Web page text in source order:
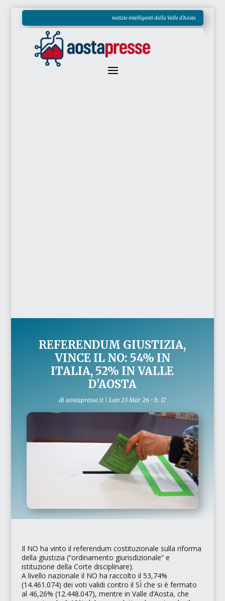
notizie intelligenti dalla Valle d'Aosta
REFERENDUM GIUSTIZIA,
VINCE IL NO: 54% IN
ITALIA, 52% IN VALLE
D’AOSTA
diaostapresse.it | Lun 23 Mar 26 • h. 17
Il NO ha vinto il referendum costituzionale sulla riforma
della giustizia (“ordinamento giurisdizionale”e
istituzione della Corte disciplinare).
A livello nazionale il NO ha raccolto il 53,74%
(14.461.074) dei voti validi contro il SÌ che si è fermato
al 46,26% (12.448.047), mentre in Valle d’Aosta, che